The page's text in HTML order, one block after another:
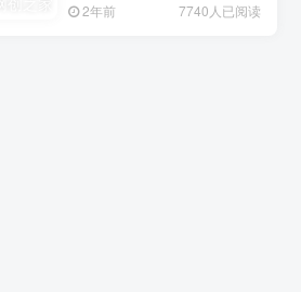
2年前 7740人已阅读